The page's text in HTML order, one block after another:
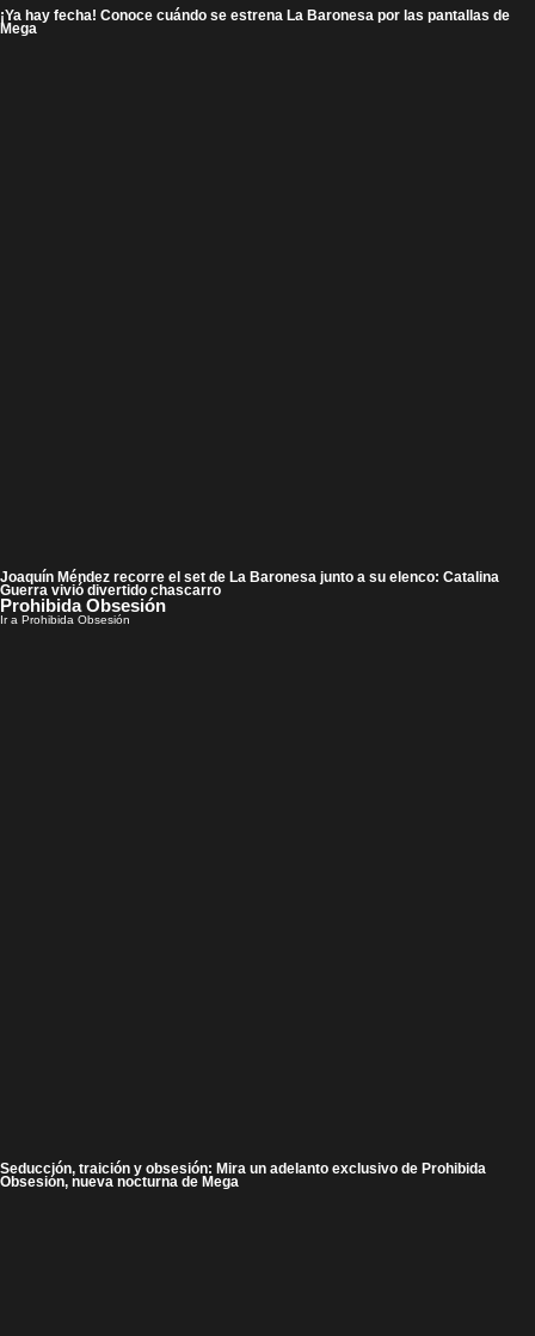
¡Ya hay fecha! Conoce cuándo se estrena La Baronesa por las pantallas de
Mega
Joaquín Méndez recorre el set de La Baronesa junto a su elenco: Catalina
Guerra vivió divertido chascarro
Prohibida Obsesión
Ir a Prohibida Obsesión
Seducción, traición y obsesión: Mira un adelanto exclusivo de Prohibida
Obsesión, nueva nocturna de Mega